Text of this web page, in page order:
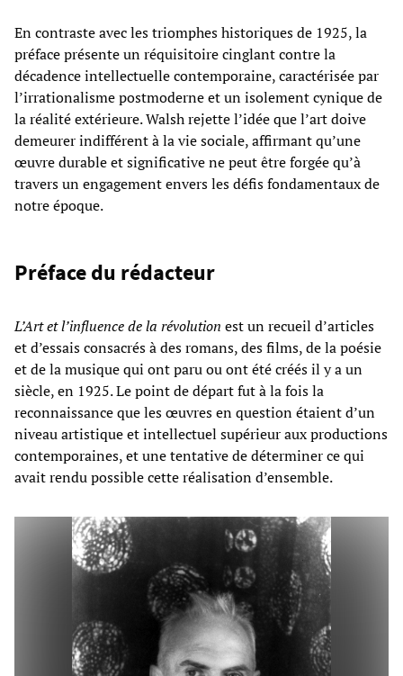
En contraste avec les triomphes historiques de 1925, la
préface présente un réquisitoire cinglant contre la
décadence intellectuelle contemporaine, caractérisée par
l’irrationalisme postmoderne et un isolement cynique de
la réalité extérieure. Walsh rejette l’idée que l’art doive
demeurer indifférent à la vie sociale, affirmant qu’une
œuvre durable et significative ne peut être forgée qu’à
travers un engagement envers les défis fondamentaux de
notre époque.
Préface du rédacteur
L’Art et l’influence de la révolution est un recueil d’articles
et d’essais consacrés à des romans, des films, de la poésie
et de la musique qui ont paru ou ont été créés il y a un
siècle, en 1925. Le point de départ fut à la fois la
reconnaissance que les œuvres en question étaient d’un
niveau artistique et intellectuel supérieur aux productions
contemporaines, et une tentative de déterminer ce qui
avait rendu possible cette réalisation d’ensemble.